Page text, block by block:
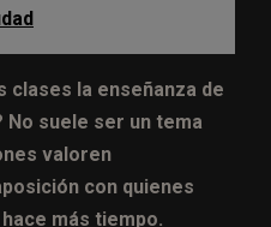
clases la enseñanza de
No suele ser un tema
valoren
con quienes
más tiempo.